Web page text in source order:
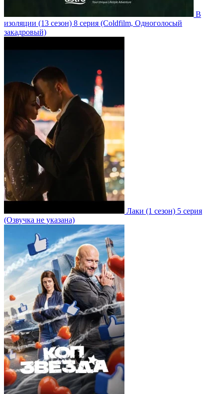
В
изоляции (13 сезон) 8 серия (Coldfilm, Одноголосый
закадровый)
Лаки (1 сезон) 5 серия
(Озвучка не указана)